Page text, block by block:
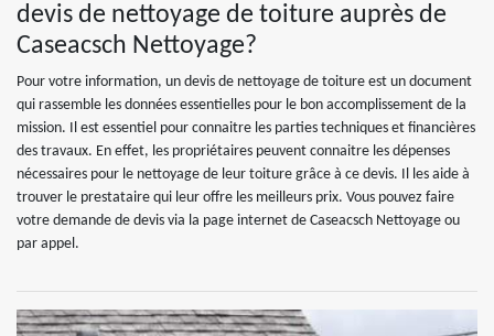
devis de nettoyage de toiture auprès de
Caseacsch Nettoyage?
Pour votre information, un devis de nettoyage de toiture est un document
qui rassemble les données essentielles pour le bon accomplissement de la
mission. Il est essentiel pour connaitre les parties techniques et financières
des travaux. En effet, les propriétaires peuvent connaitre les dépenses
nécessaires pour le nettoyage de leur toiture grâce à ce devis. Il les aide à
trouver le prestataire qui leur offre les meilleurs prix. Vous pouvez faire
votre demande de devis via la page internet de Caseacsch Nettoyage ou
par appel.